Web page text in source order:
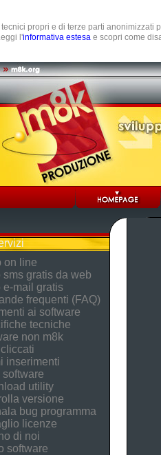
propri e di terze parti anonimizzati
l'informativa estesa e scopri come
on line
sms gratis da web
e-mail gratis
frequenti (FAQ)
ai software
tecniche
non m8k
inserimenti
software
utility
versione
bug programma
licenze
di noi
software